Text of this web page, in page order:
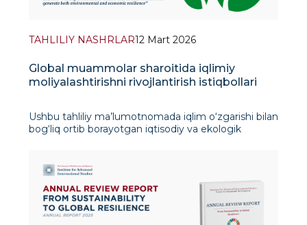
TAHLILIY NASHRLAR12 Mart 2026
Global muammolar sharoitida iqlimiy
moliyalashtirishni rivojlantirish istiqbollari
Ushbu tahliliy ma’lumotnomada iqlim o‘zgarishi bilan
bog‘liq ortib borayotgan iqtisodiy va ekologik
iqlim o‘zgarishi ek